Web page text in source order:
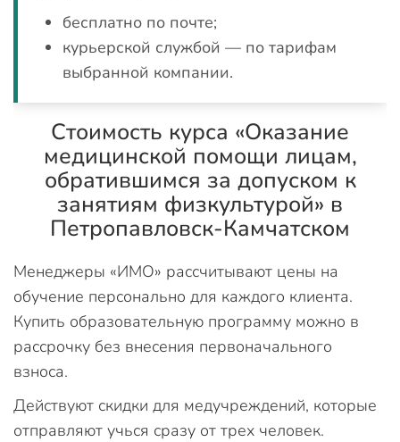
бесплатно по почте;
курьерской службой — по тарифам
выбранной компании.
Стоимость курса «Оказание
медицинской помощи лицам,
обратившимся за допуском к
занятиям физкультурой» в
Петропавловск-Камчатском
Менеджеры «ИМО» рассчитывают цены на
обучение персонально для каждого клиента.
Купить образовательную программу можно в
рассрочку без внесения первоначального
взноса.
Действуют скидки для медучреждений, которые
отправляют учься сразу от трех человек.